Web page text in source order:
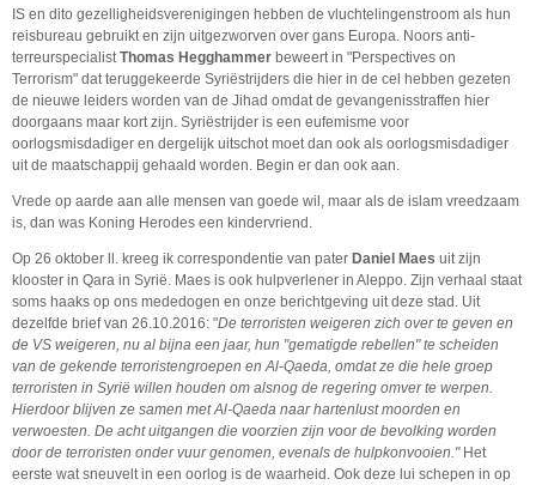
IS en dito gezelligheidsverenigingen hebben de vluchtelingenstroom als hun
reisbureau gebruikt en zijn uitgezworven over gans Europa. Noors anti-
terreurspecialist Thomas Hegghammer beweert in "Perspectives on
Terrorism" dat teruggekeerde Syriëstrijders die hier in de cel hebben gezeten
de nieuwe leiders worden van de Jihad omdat de gevangenisstraffen hier
doorgaans maar kort zijn. Syriëstrijder is een eufemisme voor
oorlogsmisdadiger en dergelijk uitschot moet dan ook als oorlogsmisdadiger
uit de maatschappij gehaald worden. Begin er dan ook aan.
Vrede op aarde aan alle mensen van goede wil, maar als de islam vreedzaam
is, dan was Koning Herodes een kindervriend.
Op 26 oktober ll. kreeg ik correspondentie van pater Daniel Maes uit zijn
klooster in Qara in Syrië. Maes is ook hulpverlener in Aleppo. Zijn verhaal staat
soms haaks op ons mededogen en onze berichtgeving uit deze stad. Uit
dezelfde brief van 26.10.2016: "De terroristen weigeren zich over te geven en
de VS weigeren, nu al bijna een jaar, hun "gematigde rebellen" te scheiden
van de gekende terroristengroepen en Al-Qaeda, omdat ze die hele groep
terroristen in Syrië willen houden om alsnog de regering omver te werpen.
Hierdoor blijven ze samen met Al-Qaeda naar hartenlust moorden en
verwoesten. De acht uitgangen die voorzien zijn voor de bevolking worden
door de terroristen onder vuur genomen, evenals de hulpkonvooien." Het
eerste wat sneuvelt in een oorlog is de waarheid. Ook deze lui schepen in op